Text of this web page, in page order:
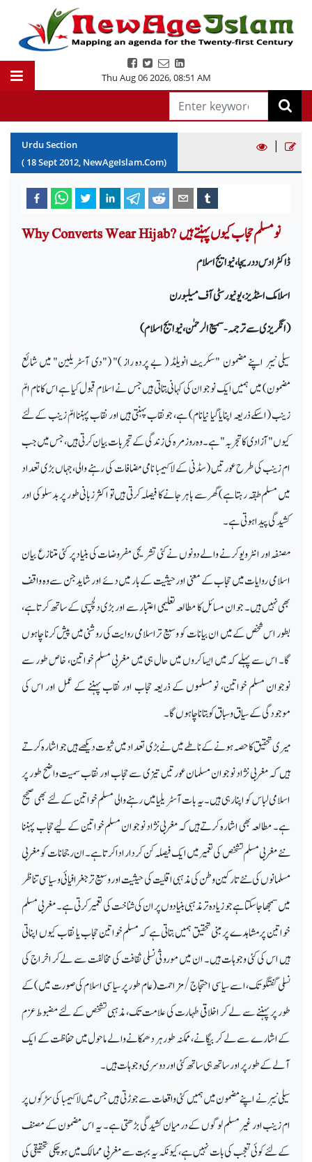
Thu Aug 06 2026,08:51 AM
Urdu Section
( 18Sept2012, NewAgeIslam.Com)
|
Why Converts Wear Hijab? نومسلم حجاب کیوں پہنتے ہیں
ڈاکٹر ادس ددریجا، نیو ایج اسلام
اسلامک اسٹڈیز، یونیورسٹی آف میلبورن
(انگریزی سے ترجمہ‑سمیع الرحمٰن، نیو ایج اسلام)
سیلی نیبر اپنے مضمون "سکریٹ انویلڈ ( بے پردہ راز )" ("دی آسٹریلین" میں شائع
مضمون) میں ہمیں ایک نوجوان کی کہانی بتاتی ہیں جس نے اسلام قبول کیا ہے اس کا نام امّ
زینب (اسکے ذریعہ اپنایا گیا نیا نام) ہے ، جو نقاب پہنتی ہیں اور نقاب پہننا امّ زینب کے لئے
کیوں "آزادی کا تجربہ" ہے۔ وہ روز مرہ کی زندگی کے تجربات بیان کرتی ہیں، جس میں جب
ام زینب کی طرح عورتیں ( سڈنی کے لاکیمبا نامی مضافات کی رہنے والی، جہاں بڑی تعداد
میں مسلم طبقہ رہتا ہے) گھر سے باہر جانے کا فیصلہ کرتی ہیں تو اکثر زبانی طور پر بدسلوکی اور
کشیدگی پیدا ہوتی ہے۔
مصنفہ اور انٹرویو کرنے والے دونوں نےکئی تشریحی مفروضات کی بنیاد پر کئی متنازع بیان
اسلامی روایات میں حجاب کے معنی اور حیثیت کے بار میں دئے اور شاید جن سے وہ واقف
بھی نہیں ہیں۔ جو ان مسائل کا مطالعہ تعلیمی اعتبار سے اور بڑی دلچسپی کے ساتھ کرتا ہے،
بطور اس شخص کے میں ان بیانات کو وسیع تر اسلامی روایت کی روشنی میں پیش کرنا چاہوں
گا۔ اس سے پہلے کہ میں ایسا کروں میں حال ہی میں مغربی مسلم خواتین، خاص طور سے
نوجوان مسلم خواتین، نو مسلموں کے ذریعہ حجاب اور نقاب پہننے کے عمل اور اس کی
موجودگی کے سیاق و سباق کو بتانا چاہوں گا۔
میری تحقیق کا حصہ ہونے کے ناطے میں نے بڑی تعداد میں ثبوت دیکھے ہیں جو اشارہ کرتے
ہیں کہ مغربی نژاد نوجوان مسلمان عورتیں تیزی سے حجاب اور نقاب سمیت واضح طور پر
اسلامی لباس کو اپنا رہی ہیں۔ یہ بات آسٹریلیا میں رہنے والی مسلم خواتین کے لئے بھی صحیح
ہے۔ مطالعہ بھی اشارہ کرتے ہیں کہ مغربی نژاد نوجوان مسلم خواتین کے لیے حجاب پہننا
نئے مغربی مسلم تشخص کی تعمیر میں ایک فیصلہ کن کردار ادا کرتا ہے۔ ان رجحانات کو مغربی
مسلمانوں کی نئے تارکین وطن کی مذہبی اقلیت کی حیثیت اور وسیع تر جغرافیائی و سیاسی تناظر
میں سمجھا جا سکتا ہے جو زیادہ تر مذہبی بنیادوں پر ان کی شناخت کی تعمیر کرتی ہے۔ مغربی مسلم
خواتین پر مشاہدے پر مبنی تحقیق ہمیں بتاتی ہے کہ مسلم خواتین حجاب یا نقاب کیوں اپناتی
ہیں اس کی کئی وجوہات ہیں۔ ان میں موروثی نسلی ثقافت کی مخالفت سے لے کر اخراج کی
نسلی گفتگو تک، اسے سیاسی احتجاج / مزاحمت (عام طور پر سیاسی اسلام کی صورت میں) کے
طور پر پہننے سے لے کر اخلاقی طہارت کی علامت تک، مذہبی تشخص کے لئے مضبوط عزم
کے اشارے سے لے کر بیگانے، ممکنہ طور ہر دھمکانے والے ماحول میں حفاظت کے ایک
آلے کے طور پر اور ساتھ ہی ساتھ کئی اور دوسری وجوہات ہیں۔
سیلی نیبر نے اپنے مضمون میں ہمیں کئی واقعات سے جوڑتی ہیں جس میں لاکیمبا کی سڑکوں پر
ام زینب اور غیر مسلم لوگوں کے درمیان کشیدگی بڑھتی ہے۔ یہ اس مضمون کے مصنف
کے لئے کوئی تعجب کی بات نہیں ہے، کیونکہ یہ بہت سے مغربی ممالک میں ہو چکی تحقیقی کی